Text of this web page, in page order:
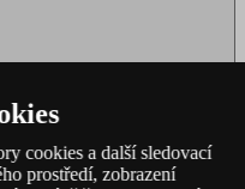
cookies a další sledovací
prostředí, zobrazení